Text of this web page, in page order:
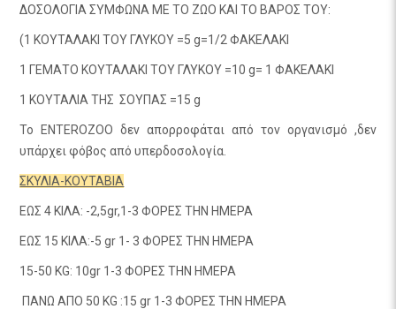
ΔΟΣΟΛΟΓΙΑ ΣΥΜΦΩΝΑ ΜΕ ΤΟ ΖΩΟ ΚΑΙ ΤΟ ΒΑΡΟΣ ΤΟΥ:
(1 ΚΟΥΤΑΛΑΚΙ TOY ΓΛΥΚΟΥ =5 g=1/2 ΦΑΚΕΛΑΚΙ
1 ΓΕΜΑΤΟ ΚΟΥΤΑΛΑΚΙ ΤΟΥ ΓΛΥΚΟΥ =10 g= 1 ΦΑΚΕΛΑΚΙ
1 ΚΟΥΤΑΛΙΑ ΤΗΣ ΣΟΥΠΑΣ =15 g
Το ENTEROZOO δεν απορροφάται από τον οργανισμό ,δεν
υπάρχει φόβος από υπερδοσολογία.
ΣΚΥΛΙΑ-ΚΟΥΤΑΒΙΑ
ΕΩΣ 4 ΚΙΛΑ: -2,5gr,1-3 ΦΟΡΕΣ ΤΗΝ ΗΜΕΡΑ
ΕΩΣ 15 ΚΙΛΑ:-5 gr 1- 3 ΦΟΡΕΣ ΤΗΝ ΗΜΕΡΑ
15-50 KG: 10gr 1-3 ΦΟΡΕΣ ΤΗΝ ΗΜΕΡΑ
ΠΑΝΩ ΑΠΟ 50 KG :15 gr 1-3 ΦΟΡΕΣ ΤΗΝ ΗΜΕΡΑ